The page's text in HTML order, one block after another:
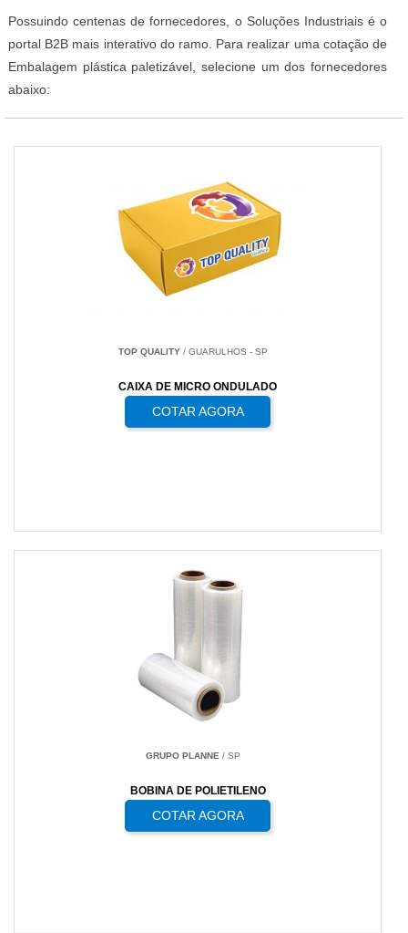
Possuindo centenas de fornecedores, o Soluções Industriais é o
portal B2B mais interativo do ramo. Para realizar uma cotação de
Embalagem plástica paletizável, selecione um dos fornecedores
abaixo:
TOP QUALITY/ GUARULHOS - SP
CAIXA DE MICRO ONDULADO
COTAR AGORA
GRUPO PLANNE/ SP
BOBINA DE POLIETILENO
COTAR AGORA